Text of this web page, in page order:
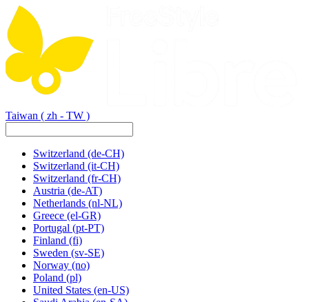
Taiwan ( zh - TW )
Switzerland (de-CH)
Switzerland (it-CH)
Switzerland (fr-CH)
Austria (de-AT)
Netherlands (nl-NL)
Greece (el-GR)
Portugal (pt-PT)
Finland (fi)
Sweden (sv-SE)
Norway (no)
Poland (pl)
United States (en-US)